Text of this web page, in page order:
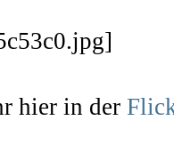
hier in der